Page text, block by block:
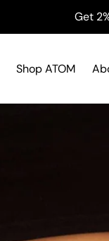
Get
Shop ATOM